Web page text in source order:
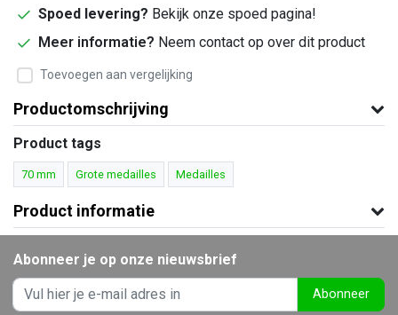
Spoed levering? Bekijk onze spoed pagina!
Meer informatie? Neem contact op over dit product
Toevoegen aan vergelijking
Productomschrijving
Product tags
70 mm Grote medailles Medailles
Product informatie
Abonneer je op onze nieuwsbrief
Abonneer